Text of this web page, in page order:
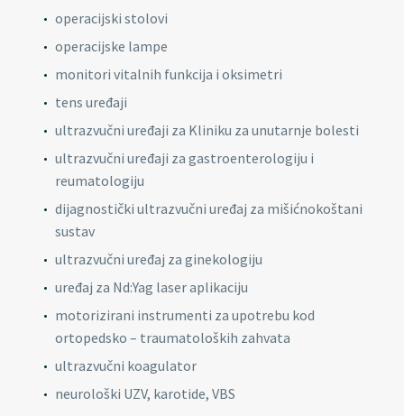
operacijski stolovi
operacijske lampe
monitori vitalnih funkcija i oksimetri
tens uređaji
ultrazvučni uređaji za Kliniku za unutarnje bolesti
ultrazvučni uređaji za gastroenterologiju i
reumatologiju
dijagnostički ultrazvučni uređaj za mišićnokoštani
sustav
ultrazvučni uređaj za ginekologiju
uređaj za Nd:Yag laser aplikaciju
motorizirani instrumenti za upotrebu kod
ortopedsko – traumatoloških zahvata
ultrazvučni koagulator
neurološki UZV, karotide, VBS